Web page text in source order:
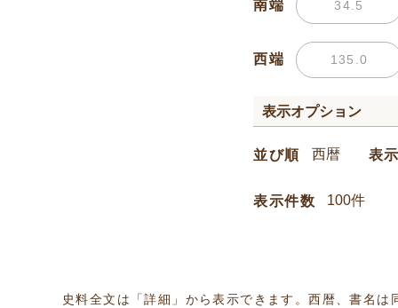
南端
西端
表示オプション
並び順 表
表示件数
史料全文は「詳細」から表示できます。西暦、書名